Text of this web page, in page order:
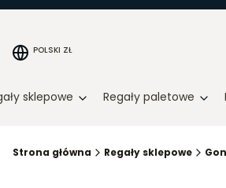
POLSKI ZŁ
sklepowe Regały paletowe
Strona główna Regały sklepowe